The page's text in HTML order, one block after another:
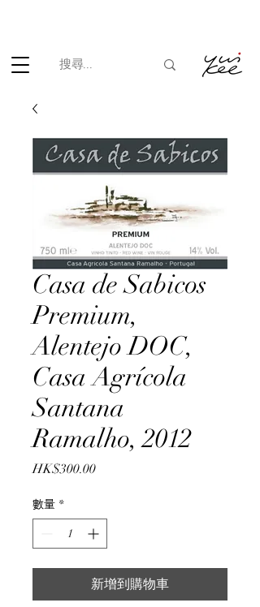
Casa de Sabicos
Premium,
Alentejo DOC,
Casa Agrícola
Santana
Ramalho, 2012
HK$300.00價
數量 *
新增到購物車